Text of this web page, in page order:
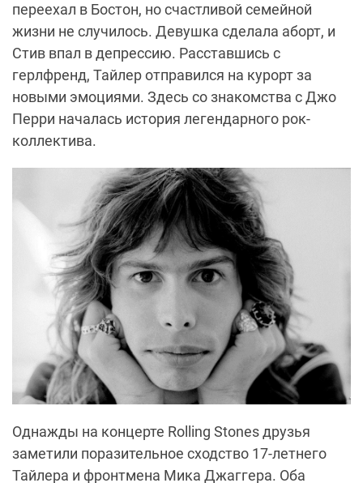
переехал в Бостон, но счастливой семейной
жизни не случилось. Девушка сделала аборт, и
Стив впал в депрессию. Расставшись с
герлфренд, Тайлер отправился на курорт за
новыми эмоциями. Здесь со знакомства с Джо
Перри началась история легендарного рок-
коллектива.
Однажды на концерте Rolling Stones друзья
заметили поразительное сходство 17-летнего
Тайлера и фронтмена Мика Джаггера. Оба